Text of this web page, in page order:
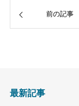
前の記事
最新記事